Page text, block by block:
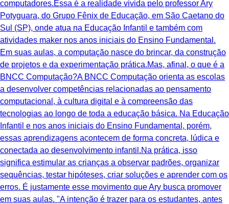
computadores.Essa é a realidade vivida pelo professor Ary
Potyguara, do Grupo Fênix de Educação, em São Caetano do
Sul (SP), onde atua na Educação Infantil e também com
atividades maker nos anos iniciais do Ensino Fundamental.
Em suas aulas, a computação nasce do brincar, da construção
de projetos e da experimentação prática.Mas, afinal, o que é a
BNCC Computação?A BNCC Computação orienta as escolas
a desenvolver competências relacionadas ao pensamento
computacional, à cultura digital e à compreensão das
tecnologias ao longo de toda a educação básica. Na Educação
Infantil e nos anos iniciais do Ensino Fundamental, porém,
essas aprendizagens acontecem de forma concreta, lúdica e
conectada ao desenvolvimento infantil.Na prática, isso
significa estimular as crianças a observar padrões, organizar
sequências, testar hipóteses, criar soluções e aprender com os
erros. É justamente esse movimento que Ary busca promover
em suas aulas. "A intenção é trazer para os estudantes, antes